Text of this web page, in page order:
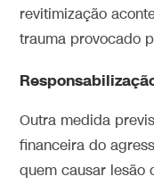
revitimização
trauma provocado
Outra medida
financeira do
quem causar lesão